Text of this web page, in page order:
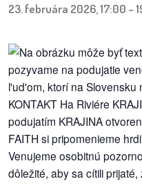
konania
stavebné
konania
pripomienkové
konania
23. februára 2026, 17:00 -